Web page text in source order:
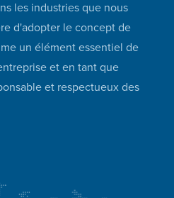
les industries que nous
d'adopter le concept de
un élément essentiel de
et en tant que
et respectueux des